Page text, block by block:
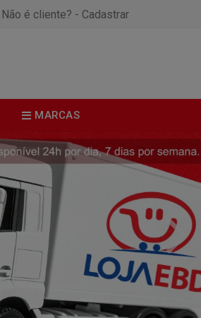
Não é cliente? - Cadastrar
MARCAS